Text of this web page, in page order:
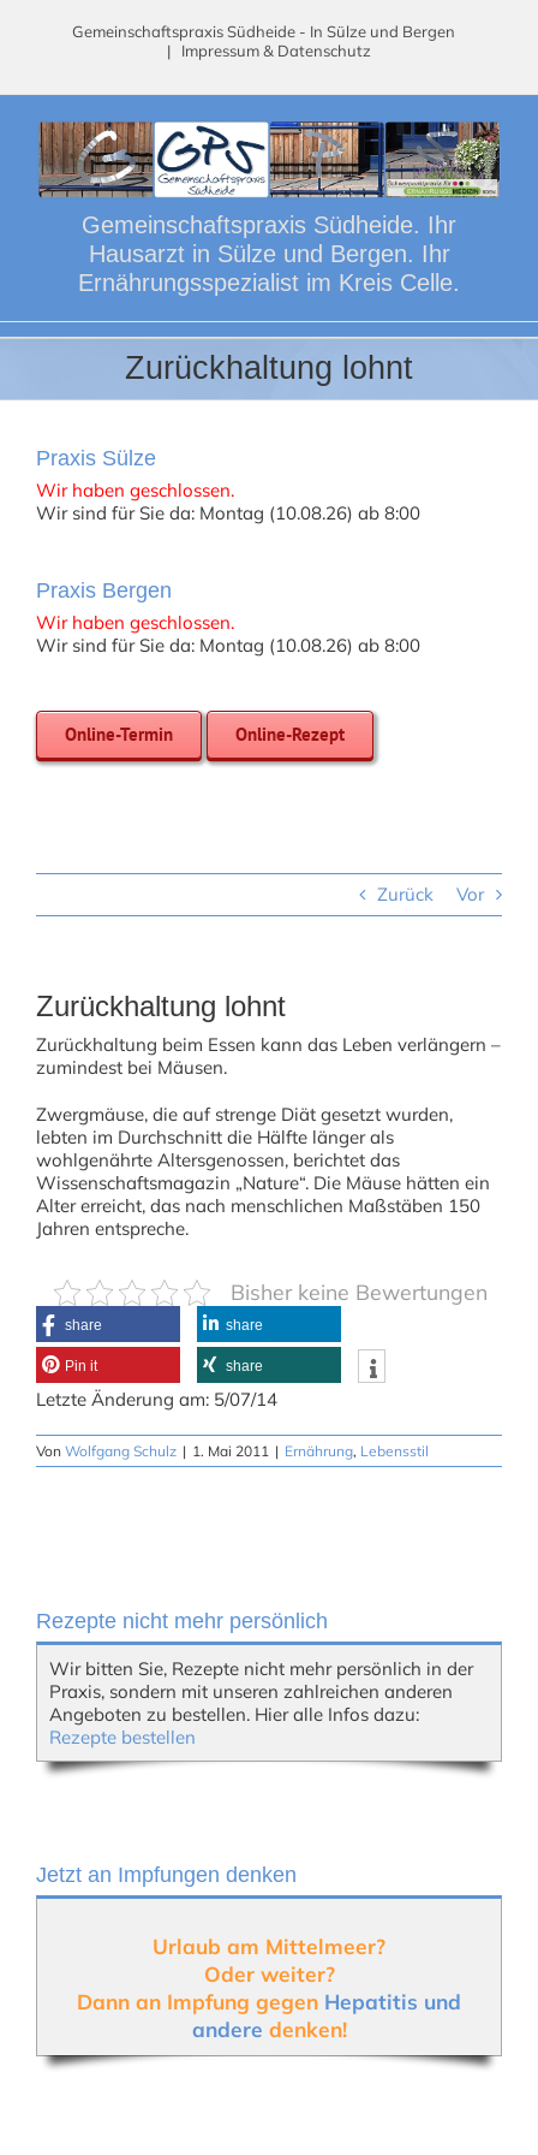
Gemeinschaftspraxis Südheide - In Sülze und Bergen
| Impressum & Datenschutz
Gemeinschaftspraxis Südheide. Ihr
Hausarzt in Sülze und Bergen. Ihr
Ernährungsspezialist im Kreis Celle.
Zurückhaltung lohnt
Zurück Vor
Zurückhaltung lohnt
Zurückhaltung beim Essen kann das Leben verlängern –
zumindest bei Mäusen.
Zwergmäuse, die auf strenge Diät gesetzt wurden,
lebten im Durchschnitt die Hälfte länger als
wohlgenährte Altersgenossen, berichtet das
Wissenschaftsmagazin „Nature“. Die Mäuse hätten ein
Alter erreicht, das nach menschlichen Maßstäben 150
Jahren entspreche.
Bisher keine Bewertungen
share share
Pin it share
Letzte Änderung am: 5/07/14
Von Wolfgang Schulz | 1. Mai 2011 | Ernährung, Lebensstil
Praxis Sülze
Wir haben geschlossen.
Wir sind für Sie da: Montag (10.08.26) ab 8:00
Praxis Bergen
Wir haben geschlossen.
Wir sind für Sie da: Montag (10.08.26) ab 8:00
Online-Termin Online-Rezept
Rezepte nicht mehr persönlich
Wir bitten Sie, Rezepte nicht mehr persönlich in der
Praxis, sondern mit unseren zahlreichen anderen
Angeboten zu bestellen. Hier alle Infos dazu:
Rezepte bestellen
Jetzt an Impfungen denken
Urlaub am Mittelmeer?
Oder weiter?
Dann an Impfung gegen Hepatitis und
andere denken!